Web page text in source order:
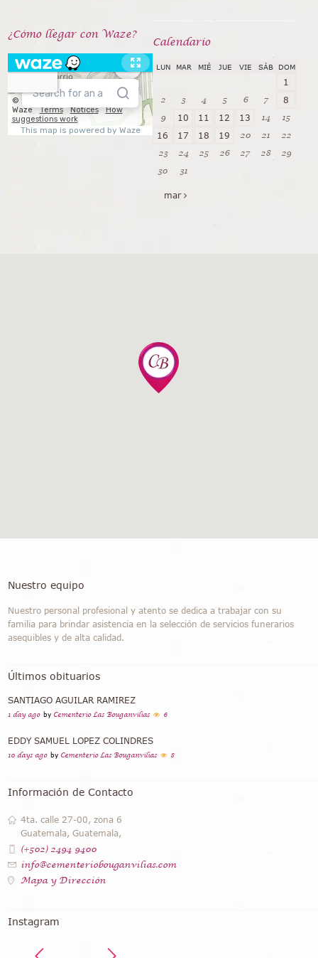
¿Cómo llegar con Waze?
Calendarío
LUN MAR MIÉ JUE VIE SÁB DOM
1
2 3 4 5 6 7 8
9 10 11 12 13 14 15
16 17 18 19 20 21
22
23
24 25 26 27 28
29
30
31
mar
Nuestro equipo
Nuestro personal profesional y atento se dedica a trabajar con su
familia para brindar asistencia en la selección de servicios funerarios
asequibles y de alta calidad.
Últimos obituarios
SANTIAGO AGUILAR RAMIREZ
1 day ago by Cementerio Las Bouganvilias 6
EDDY SAMUEL LOPEZ COLINDRES
10 days ago by Cementerio Las Bouganvilias 8
Información de Contacto
4ta. calle 27-00, zona 6
Guatemala, Guatemala,
(+502) 2494 9400
info@cementeriobouganvilias.com
Mapa y Dirección
Instagram